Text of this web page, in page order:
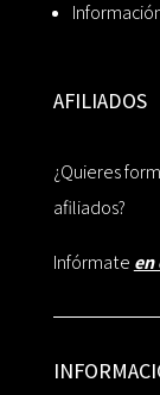
AFILIADOS
¿Quieres
afiliados?
Infórmate en